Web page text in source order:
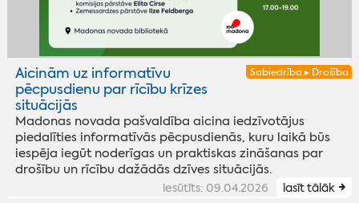
Sabiedrība ▸ Drošība
Aicinām uz informatīvu
pēcpusdienu par rīcību krīzes
situācijās
Madonas novada pašvaldība aicina iedzīvotājus
piedalīties informatīvās pēcpusdienās, kuru laikā būs
iespēja iegūt noderīgas un praktiskas zināšanas par
drošību un rīcību dažādās dzīves situācijās.
iesūtīts: 09.04.2026 lasīt tālāk